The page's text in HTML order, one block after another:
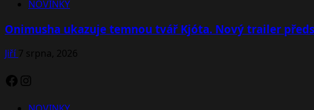
NOVINKY
Onimusha ukazuje temnou tvář Kjóta. Nový trailer
Jiří7 srpna, 2026
Facebook
Instagram